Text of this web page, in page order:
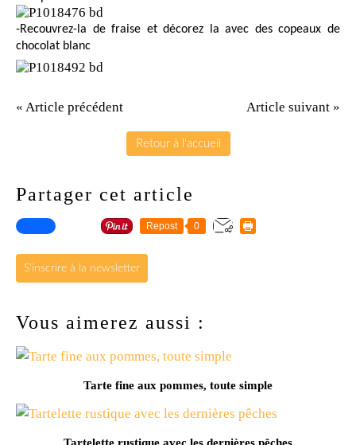
-Recouvrez-la de fraise et décorez la avec des copeaux de
chocolat blanc
« Article précédent Article suivant »
Retour à l'accueil
Partager cet article
Repost 0
S'inscrire à la newsletter
Vous aimerez aussi :
Tarte fine aux pommes, toute simple